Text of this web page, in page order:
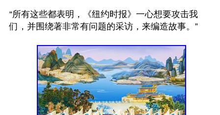
“所有这些都表明，《纽约时报》一心想要攻击我
们，并围绕著非常有问题的采访，来编造故事。”